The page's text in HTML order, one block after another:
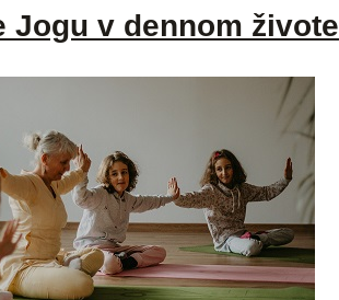
Jogu v dennom živote